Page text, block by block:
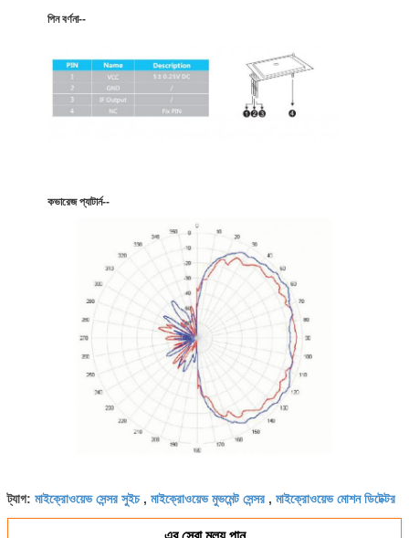
পিন বর্ণনা--
কভারেজ প্যাটার্ন--
ট্যাগ: মাইক্রোওয়েভ সেন্সর সুইচ, মাইক্রোওয়েভ মুভমেন্ট সেন্সর , মাইক্রোওয়েভ মোশন ডিটেক্টর